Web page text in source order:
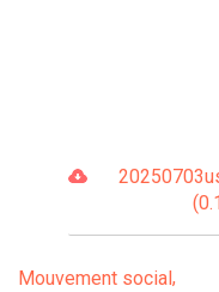
Mouvement social